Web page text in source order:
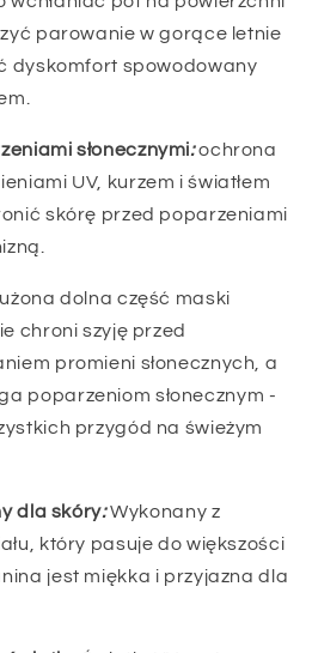
parowanie w gorące letnie
dyskomfort spowodowany
słonecznymi:ochrona
UV, kurzem i światłem
skórę przed poparzeniami
dolna część maski
chroni szyję przed
promieni słonecznych, a
poparzeniom słonecznym -
przygód na świeżym
dla skóry:Wykonany z
który pasuje do większości
jest miękka i przyjazna dla